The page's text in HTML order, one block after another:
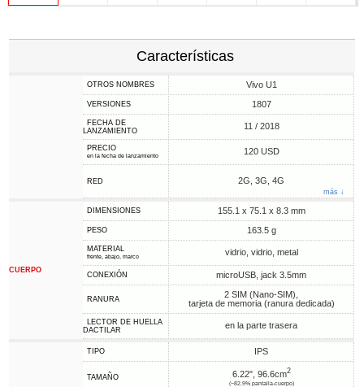
Características
OTROS NOMBRES Vivo U1
VERSIONES 1807
FECHA DE
LANZAMIENTO
11 / 2018
PRECIO
en la fecha de lanzamiento 120 USD
RED 2G, 3G, 4G
más ↓
CUERPO
DIMENSIONES 155.1 x 75.1 x 8.3 mm
PESO 163.5 g
MATERIAL
frente, abajo, marco vidrio, vidrio, metal
CONEXIÓN microUSB, jack 3.5mm
RANURA
2 SIM (Nano-SIM),
tarjeta de memoria (ranura dedicada)
LECTOR DE HUELLA
DACTILAR
en la parte trasera
TIPO IPS
TAMAÑO 6.22", 96.6cm2
(~82.9% pantalla-cuerpo)